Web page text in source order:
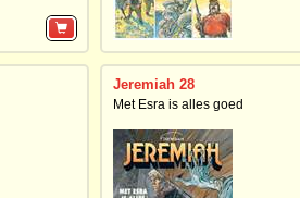
Jeremiah 28
Met Esra is alles goed